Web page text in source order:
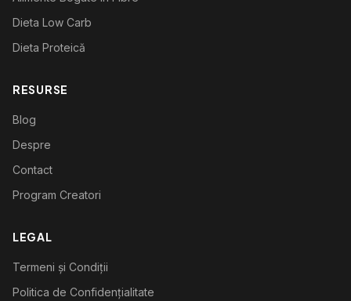
Dieta Low Carb
Dieta Proteică
RESURSE
Blog
Despre
Contact
Program Creatori
LEGAL
Termeni și Condiții
Politica de Confidențialitate